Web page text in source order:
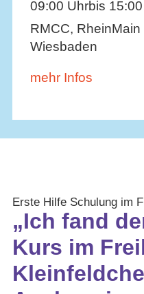
09:00 Uhrbis
RMCC,
Wiesbaden
mehr Infos
Erste Hilfe Schulung im
„Ich fand
Kurs im